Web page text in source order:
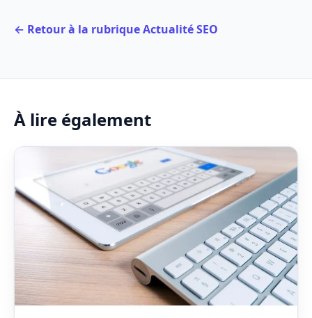
← Retour à la rubrique Actualité SEO
À lire également